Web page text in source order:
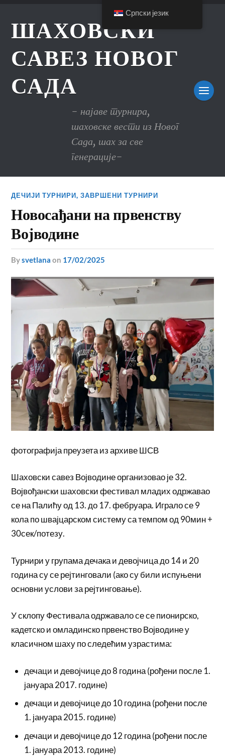
ШАХОВСКИ
САВЕЗ НОВОГ
САДА
- најаве турнира,
шаховске вести из Новог
Сада, шах за све
генерације-
ДЕЧИЈИ ТУРНИРИ,ЗАВРШЕНИ ТУРНИРИ
Новосађани на првенству
Војводине
bysvetlana on 17/02/2025
фотографија преузета из архиве ШСВ
Шаховски савез Војводине организовао је 32.
Војвођански шаховски фестивал младих одржавао
се на Палићу од 13. до 17. фебруара. Играло се 9
кола по швајцарском систему са темпом од 90мин +
30сек/потезу.
Турнири у групама дечака и девојчица до 14 и 20
година су се рејтинговали (ако су били испуњени
основни услови за рејтинговање).
У склопу Фестивала одржавало се се пионирско,
кадетско и омладинско првенство Војводине у
класичном шаху по следећим узрастима:
дечаци и девојчице до 8 година (рођени после 1.
јануара 2017. године)
дечаци и девојчице до 10 година (рођени после
1. јануара 2015. године)
дечаци и девојчице до 12 година (рођени после
1. јануара 2013. године)
Српски језик